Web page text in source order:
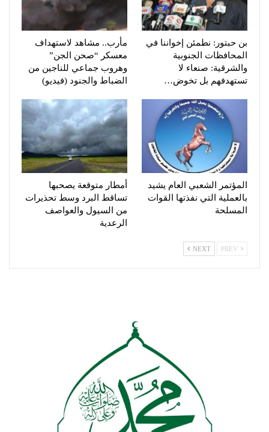
بن حبتور: نطمئن إخواننا في
المحافظات الجنوبية
والشرقية: صنعاء لا
تستهدفهم بل تخوض…
مأرب.. مشاهد لاستهداف
معسكر “صحن الجن”
وهروب جماعي للناجين من
الضباط والجنود (فيديو)
المؤتمر الشعبي العام يشيد
بالعملية التي نفذتها القوات
المسلحة
أمطار متوقعة يصحبها
تساقط البرد وسط تحذيرات
من السيول والعواصف
الرعدية
NEXT